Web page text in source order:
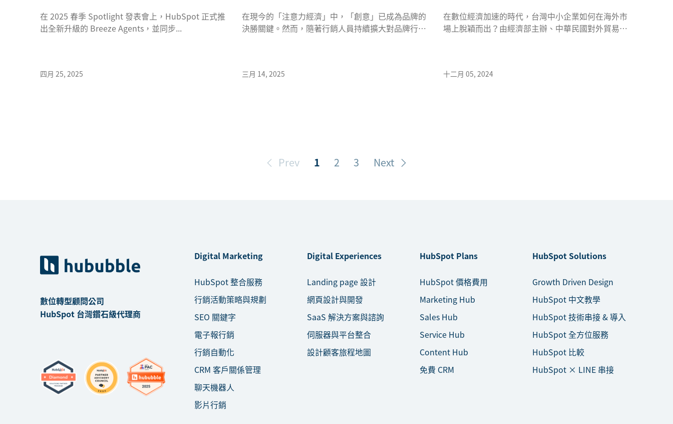
在 2025 春季 Spotlight 發表會上，HubSpot 正式推
出全新升級的 Breeze Agents，並同步...
四月 25, 2025
在現今的「注意力經濟」中，「創意」已成為品牌的
決勝關鍵。然而，隨著行銷人員持續擴大對品牌行銷
三月 14, 2025
在數位經濟加速的時代，台灣中小企業如何在海外市
場上脫穎而出？由經濟部主辦、中華民國對外貿易發
十二月 05, 2024
Prev 1 2 3 Next
數位轉型顧問公司
HubSpot 台灣鑽石級代理商
Digital Marketing
HubSpot 整合服務
行銷活動策略與規劃
SEO 關鍵字
電子報行銷
行銷自動化
CRM 客戶關係管理
聊天機器人
影片行銷
Digital Experiences
Landing page 設計
網頁設計與開發
SaaS 解決方案與諮詢
伺服器與平台整合
設計顧客旅程地圖
HubSpot Plans
HubSpot 價格費用
Marketing Hub
Sales Hub
Service Hub
Content Hub
免費 CRM
HubSpot Solutions
Growth Driven Design
HubSpot 中文教學
HubSpot 技術串接 & 導入
HubSpot 全方位服務
HubSpot 比較
HubSpot × LINE 串接